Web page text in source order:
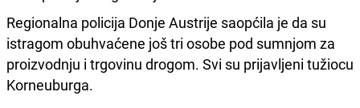
Regionalna policija Donje Austrije saopćila je da su
istragom obuhvaćene još tri osobe pod sumnjom za
proizvodnju i trgovinu drogom. Svi su prijavljeni tužiocu
Korneuburga.